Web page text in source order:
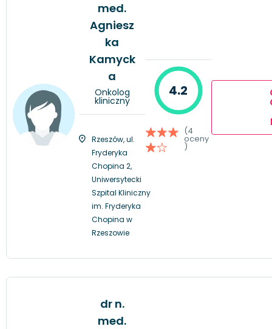
med.
Agniesz
ka
Kamyck
a
Onkolog
kliniczny
Rzeszów, ul.
Fryderyka
Chopina 2,
Uniwersytecki
Szpital Kliniczny
im. Fryderyka
Chopina w
Rzeszowie
4.2
(4
oceny
)
dr n.
med.